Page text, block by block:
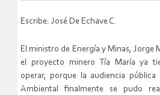
Escribe: José De Echave C.
El ministro de Energía y Minas, Jorge
el proyecto minero Tía María ya
operar, porque la audiencia
Ambiental finalmente se pudo